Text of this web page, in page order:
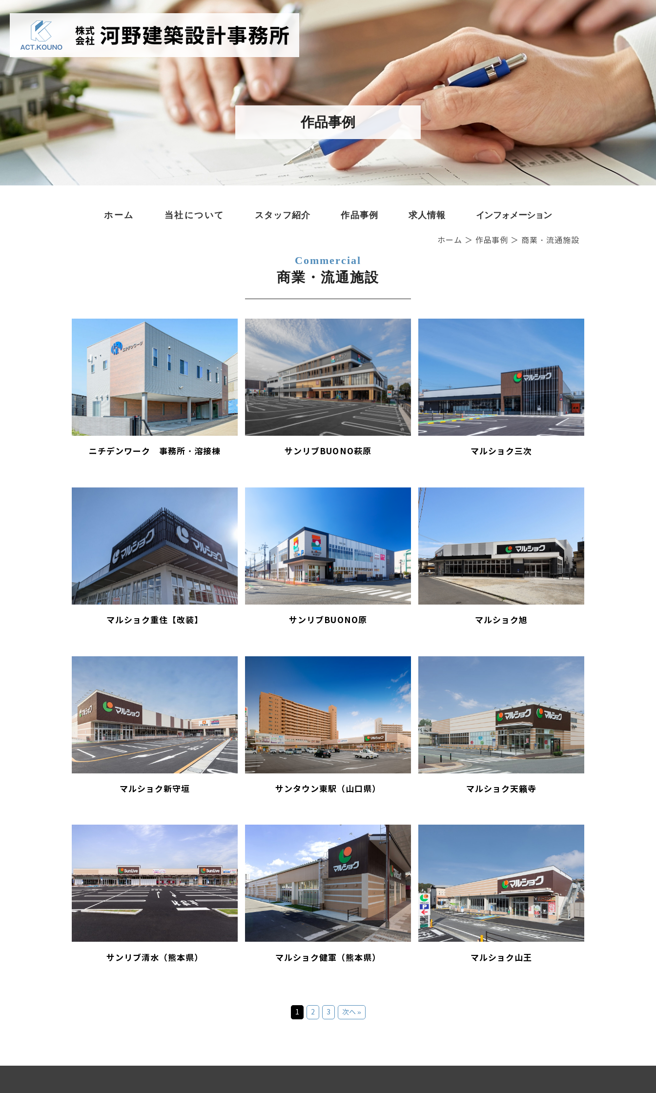
作品事例
ホーム 当社について スタッフ紹介 作品事例 求人情報 インフォメーション
ホーム ＞ 作品事例 ＞ 商業・流通施設
Commercial
商業・流通施設
ニチデンワーク 事務所・溶接棟 サンリブBUONO萩原 マルショク三次
マルショク重住【改装】 サンリブBUONO原 マルショク旭
マルショク新守垣 サンタウン東駅（山口県） マルショク天籟寺
サンリブ清水（熊本県） マルショク健軍（熊本県） マルショク山王
1 2 3 次へ »